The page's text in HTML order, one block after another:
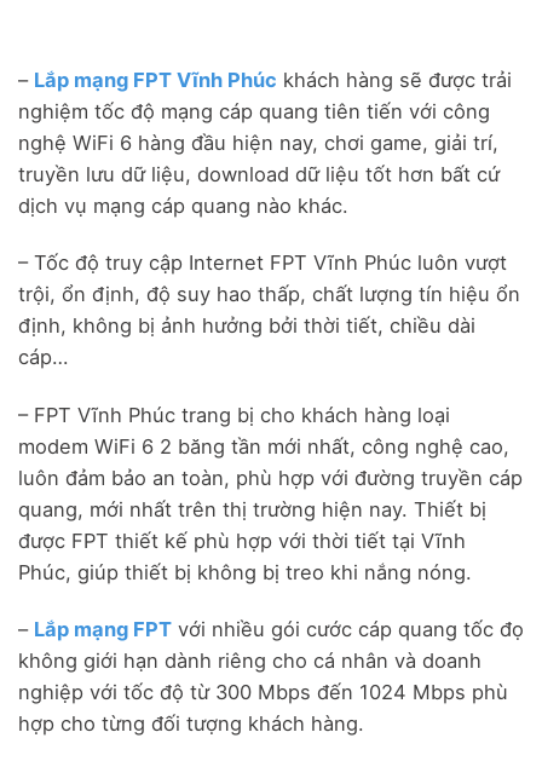
– Lắp mạng FPT Vĩnh Phúc khách hàng sẽ được trải
nghiệm tốc độ mạng cáp quang tiên tiến với công
nghệ WiFi 6 hàng đầu hiện nay, chơi game, giải trí,
truyền lưu dữ liệu, download dữ liệu tốt hơn bất cứ
dịch vụ mạng cáp quang nào khác.
– Tốc độ truy cập Internet FPT Vĩnh Phúc luôn vượt
trội, ổn định, độ suy hao thấp, chất lượng tín hiệu ổn
định, không bị ảnh hưởng bởi thời tiết, chiều dài
cáp…
– FPT Vĩnh Phúc trang bị cho khách hàng loại
modem WiFi 6 2 băng tần mới nhất, công nghệ cao,
luôn đảm bảo an toàn, phù hợp với đường truyền cáp
quang, mới nhất trên thị trường hiện nay. Thiết bị
được FPT thiết kế phù hợp với thời tiết tại Vĩnh
Phúc, giúp thiết bị không bị treo khi nắng nóng.
– Lắp mạng FPT với nhiều gói cước cáp quang tốc đọ
không giới hạn dành riêng cho cá nhân và doanh
nghiệp với tốc độ từ 300 Mbps đến 1024 Mbps phù
hợp cho từng đối tượng khách hàng.